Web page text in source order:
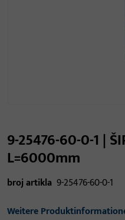
9-25476-60-0-1 |
L=6000mm
broj artikla 9-25476-60-0-1
Weitere